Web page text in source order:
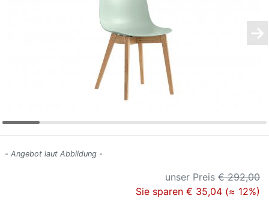
- Angebot laut Abbildung -
unser Preis € 292,00
Sie sparen € 35,04 (≈ 12%)